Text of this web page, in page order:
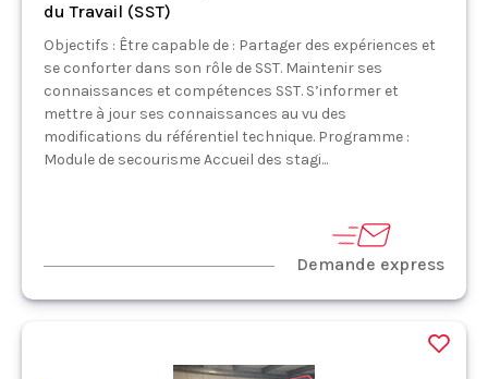
du Travail (SST)
Objectifs : Être capable de : Partager des expériences et
se conforter dans son rôle de SST. Maintenir ses
connaissances et compétences SST. S’informer et
mettre à jour ses connaissances au vu des
modifications du référentiel technique. Programme :
Module de secourisme Accueil des stagi...
Demande express